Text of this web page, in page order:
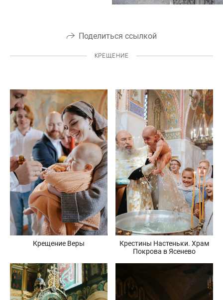
Поделиться ссылкой
КРЕЩЕНИЕ
Крещение Веры
Крестины Настеньки. Храм
Покрова в Ясенево